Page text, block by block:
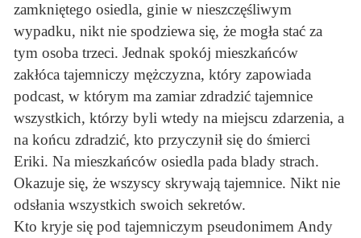
zamkniętego osiedla, ginie w nieszczęśliwym
wypadku, nikt nie spodziewa się, że mogła stać za
tym osoba trzeci. Jednak spokój mieszkańców
zakłóca tajemniczy mężczyzna, który zapowiada
podcast, w którym ma zamiar zdradzić tajemnice
wszystkich, którzy byli wtedy na miejscu zdarzenia, a
na końcu zdradzić, kto przyczynił się do śmierci
Eriki. Na mieszkańców osiedla pada blady strach.
Okazuje się, że wszyscy skrywają tajemnice. Nikt nie
odsłania wszystkich swoich sekretów.
Kto kryje się pod tajemniczym pseudonimem Andy